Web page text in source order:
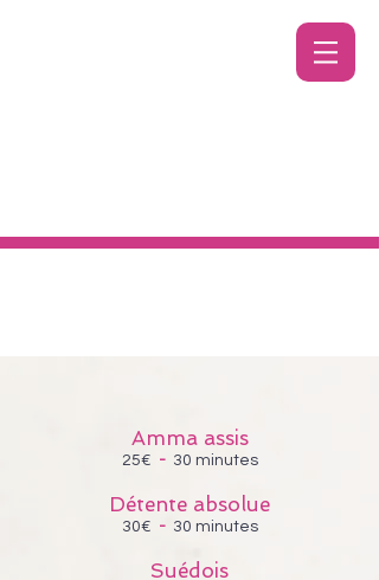
Amma assis
25€ -30 minutes
Détente absolue
30€ -30 minutes
Suédois